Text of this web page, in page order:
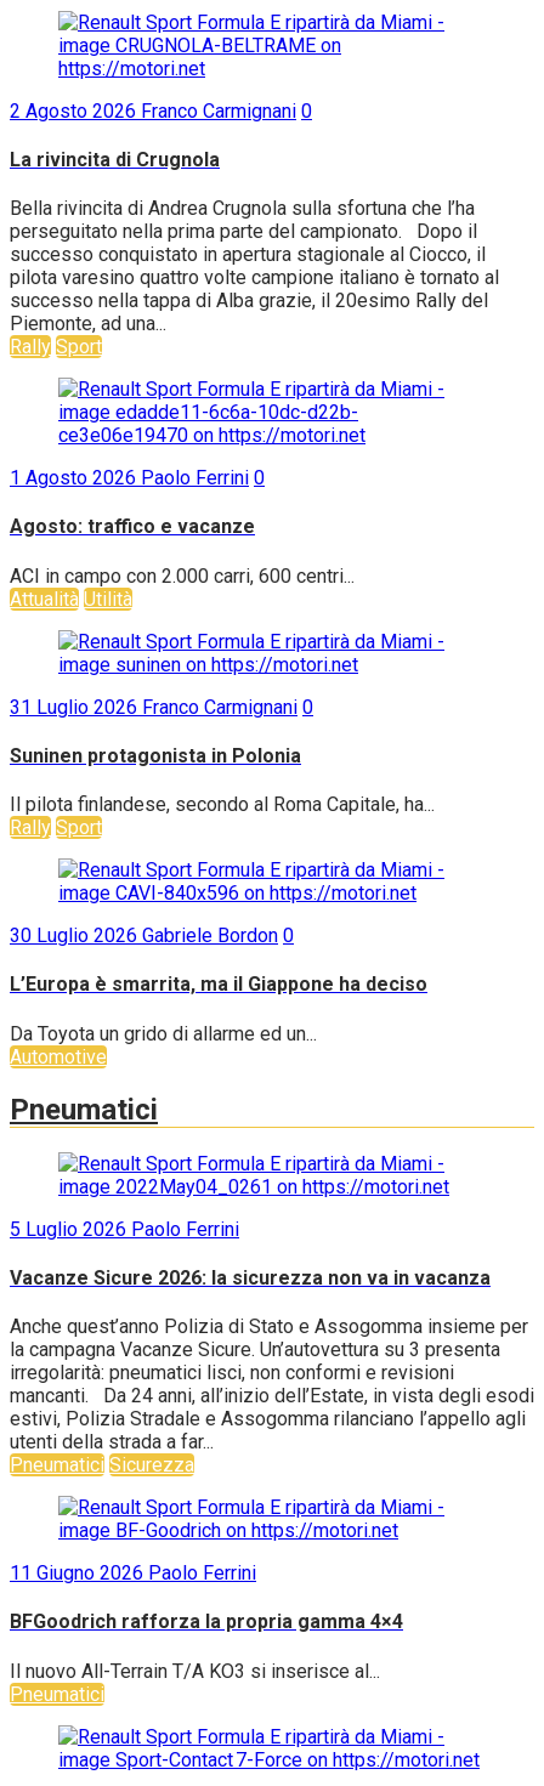
2 Agosto 2026 Franco Carmignani 0
La rivincita di Crugnola
Bella rivincita di Andrea Crugnola sulla sfortuna che l’ha
perseguitato nella prima parte del campionato. Dopo il
successo conquistato in apertura stagionale al Ciocco, il
pilota varesino quattro volte campione italiano è tornato al
successo nella tappa di Alba grazie, il 20esimo Rally del
Piemonte, ad una...
Rally Sport
1 Agosto 2026 Paolo Ferrini 0
Agosto: traffico e vacanze
ACI in campo con 2.000 carri, 600 centri...
Attualità Utilità
31 Luglio 2026 Franco Carmignani 0
Suninen protagonista in Polonia
Il pilota finlandese, secondo al Roma Capitale, ha...
Rally Sport
30 Luglio 2026 Gabriele Bordon 0
L’Europa è smarrita, ma il Giappone ha deciso
Da Toyota un grido di allarme ed un...
Automotive
Pneumatici
5 Luglio 2026 Paolo Ferrini
Vacanze Sicure 2026: la sicurezza non va in vacanza
Anche quest’anno Polizia di Stato e Assogomma insieme per
la campagna Vacanze Sicure. Un’autovettura su 3 presenta
irregolarità: pneumatici lisci, non conformi e revisioni
mancanti. Da 24 anni, all’inizio dell’Estate, in vista degli esodi
estivi, Polizia Stradale e Assogomma rilanciano l’appello agli
utenti della strada a far...
Pneumatici Sicurezza
11 Giugno 2026 Paolo Ferrini
BFGoodrich rafforza la propria gamma 4×4
Il nuovo All-Terrain T/A KO3 si inserisce al...
Pneumatici